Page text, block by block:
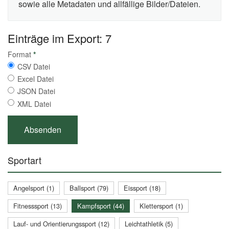
sowie alle Metadaten und allfällige Bilder/Dateien.
Einträge im Export: 7
Format *
CSV Datei
Excel Datei
JSON Datei
XML Datei
Sportart
Angelsport (1) Ballsport (79)
Eissport (18)
Fitnesssport (13)
Kampfsport (44)
Klettersport (1)
Lauf- und Orientierungssport (12)
Leichtathletik (5)